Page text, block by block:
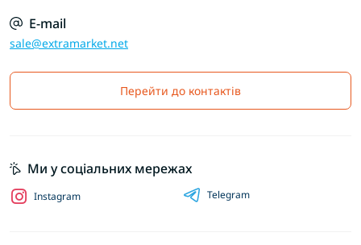
E-mail
sale@extramarket.net
Перейти до контактів
Ми у соціальних мережах
Instagram Telegram